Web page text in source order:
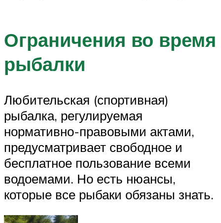
Ограничения во время
рыбалки
Любительская (спортивная)
рыбалка, регулируемая
нормативно-правовыми актами,
предусматривает свободное и
бесплатное пользование всеми
водоемами. Но есть нюансы,
которые все рыбаки обязаны знать.